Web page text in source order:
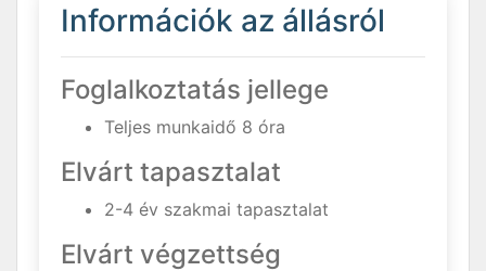
Információk az állásról
Foglalkoztatás jellege
Teljes munkaidő 8 óra
Elvárt tapasztalat
2-4 év szakmai tapasztalat
Elvárt végzettség